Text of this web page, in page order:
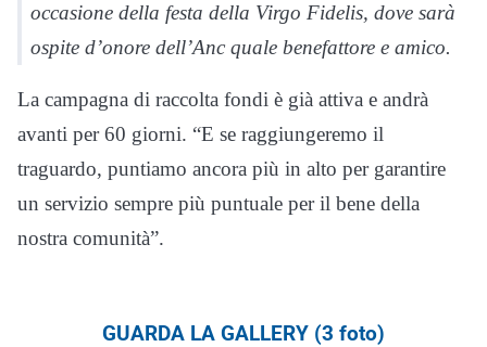
occasione della festa della Virgo Fidelis, dove sarà
ospite d’onore dell’Anc quale benefattore e amico.
La campagna di raccolta fondi è già attiva e andrà
avanti per 60 giorni. “E se raggiungeremo il
traguardo, puntiamo ancora più in alto per garantire
un servizio sempre più puntuale per il bene della
nostra comunità”.
GUARDA LA GALLERY (3 foto)